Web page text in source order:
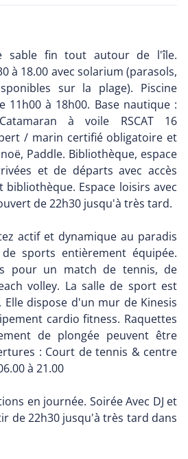
sable fin tout autour de l'île.
à 18.00 avec solarium (parasols,
sur la plage). Piscine
11h00 à 18h00. Base nautique :
à voile RSCAT 16
/ marin certifié obligatoire et
Paddle. Bibliothèque, espace
et de départs avec accès
Espace loisirs avec
de 22h30 jusqu'à très tard.
actif et dynamique au paradis
sports entièrement équipée.
pour un match de tennis, de
volley. La salle de sport est
dispose d'un mur de Kinesis
cardio fitness. Raquettes
de plongée peuvent être
: Court de tennis & centre
à 21.00
en journée. Soirée Avec DJ et
de 22h30 jusqu'à très tard dans